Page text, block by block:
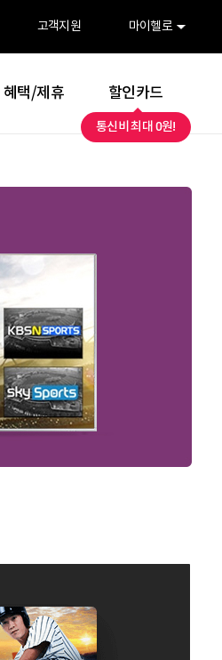
고객지원 마이헬로
혜택/제휴 할인카드
통신비 최대 0원!